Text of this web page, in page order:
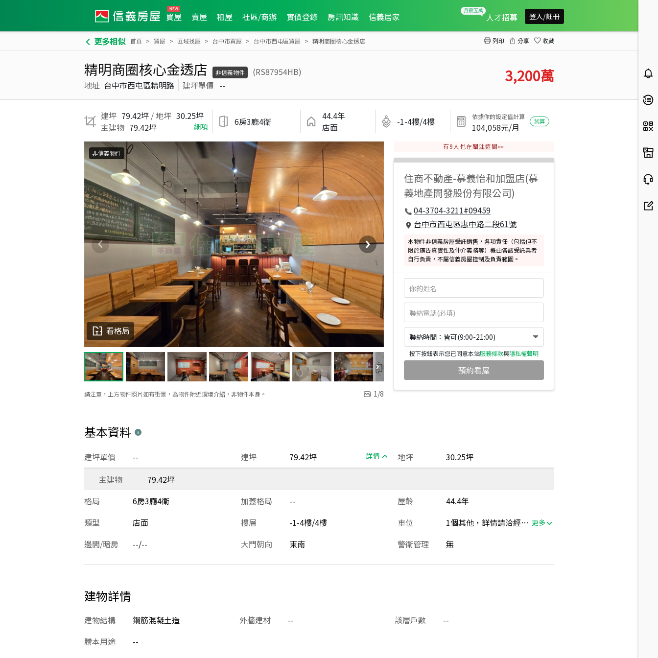
買屋 賣屋 租屋 社區/商辦 實價登錄 房訊知識 信義居家 人才招募 登入/註冊
更多相似 首頁 買屋 區域找屋 台中市買屋 台中市西屯區買屋 精明商圈核心金透店 列印 分享 收藏
精明商圈核心金透店 非信義物件
(RS87954HB)
地址 台中市西屯區精明路 建坪單價 -- 3,200萬
建坪 79.42坪 / 地坪 30.25坪
主建物 79.42坪 細項 6房3廳4衛
44.4年
店面
-1-4樓/4樓 依據你的設定值計算
104,058元/月
試算
請注意，上方物件照片如有街景，為物件附近環境介紹，非物件本身。 1/8
看格局
非信義物件
有9 人也在關注這間👀
住商不動產-慕義怡和加盟店(慕
義地產開發股份有限公司)
04-3704-3211#09459
台中市西屯區惠中路二段61號
本物件非信義房屋受託銷售，各項責任（包括但不
限於廣告真實性及仲介義務等）概由各該受託業者
自行負責，不屬信義房屋控制及負責範圍。
聯絡時間：皆可(9:00-21:00)
按下按鈕表示您已同意本站服務條款與隱私權聲明
預約看屋
基本資料
建坪 79.42坪 詳情
建坪單價 -- 地坪
30.25坪
主建物
79.42坪
格局
6房3廳4衛 加蓋格局 -- 屋齡
44.4年
類型
店面 樓層 -1-4樓/4樓 車位 1個其他，詳情請洽經紀人員 更多
邊間/暗房 --/-- 大門朝向 東南 警衛管理 無
建物詳情
建物結構 鋼筋混凝土造 外牆建材 -- 該層戶數
--
謄本用途
--